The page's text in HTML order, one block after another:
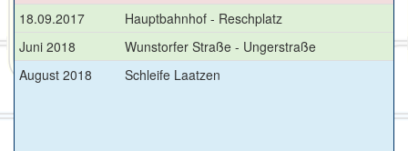
18.09.2017
Hauptbahnhof - Reschplatz
Juni 2018
Wunstorfer Straße - Ungerstraße
August 2018
Schleife Laatzen